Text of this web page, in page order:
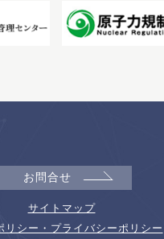
お問合せ
サイトマップ
リシー・プライバシーポリシー